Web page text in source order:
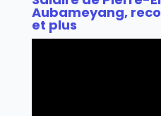
Aubameyang,
et plus